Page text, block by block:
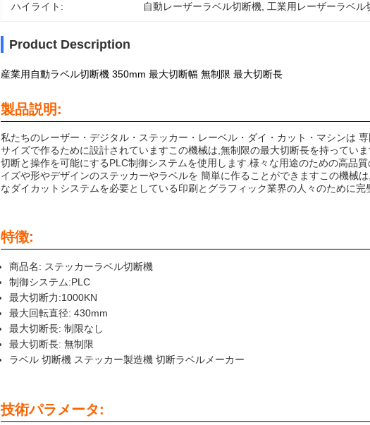
ハイライト: 自動レーザーラベル切断機 工業用レーザーラベル
Product Description
産業用自動ラベル切断機 350mm 最大切断幅 無制限 最大切断長
製品説明:
私たちのレーザー・デジタル・ステッカー・レーベル・ダイ・カット・マシンは
サイズで作るために設計されていますこの機械は,無制限の最大切断長を持ってい
切断と操作を可能にするPLC制御システムを使用します.様々な用途のための高品
イズや形やデザインのステッカーやラベルを 簡単に作ることができますこの機械
なダイカットシステムを必要としている印刷とグラフィック業界の人々のために完
特徴:
商品名: ステッカーラベル切断機
制御システム:PLC
最大切断力:1000KN
最大回転直径: 430mm
最大切断長: 制限なし
最大切断長: 無制限
ラベル 切断機 ステッカー製造機 切断ラベルメーカー
技術パラメータ: